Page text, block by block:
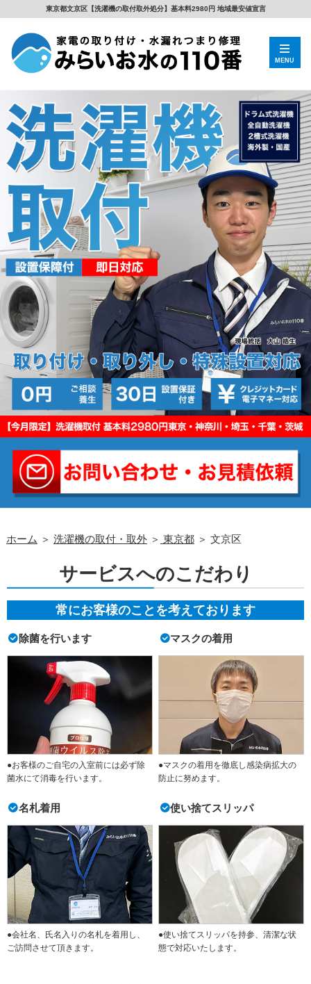
東京都文京区【洗濯機の取付取外処分】基本料2980円 地域最安値宣言
MENU
ホーム ＞ 洗濯機の取付・取外＞ 東京都＞ 文京区
サービスへのこだわり
常にお客様のことを考えております
除菌を行います
●お客様のご自宅の入室前には必ず除
菌水にて消毒を行います。
マスクの着用
●マスクの着用を徹底し感染病拡大の
防止に努めます。
名札着用
●会社名、氏名入りの名札を着用し、
ご訪問させて頂きます。
使い捨てスリッパ
●使い捨てスリッパを持参、清潔な状
態で対応いたします。